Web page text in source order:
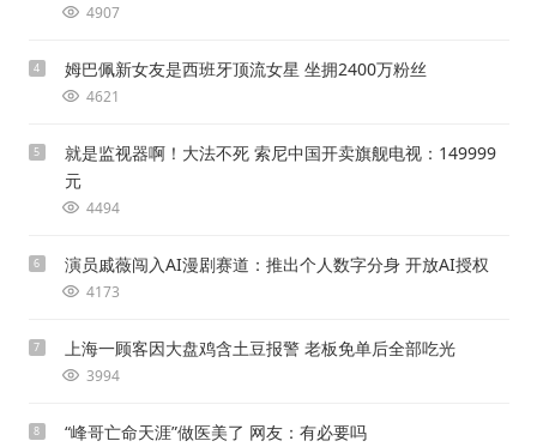
4907
4 姆巴佩新女友是西班牙顶流女星 坐拥2400万粉丝
4621
5
就是监视器啊！大法不死 索尼中国开卖旗舰电视：149999
元
4494
6 演员戚薇闯入AI漫剧赛道：推出个人数字分身 开放AI授权
4173
7 上海一顾客因大盘鸡含土豆报警 老板免单后全部吃光
3994
8 “峰哥亡命天涯”做医美了 网友：有必要吗